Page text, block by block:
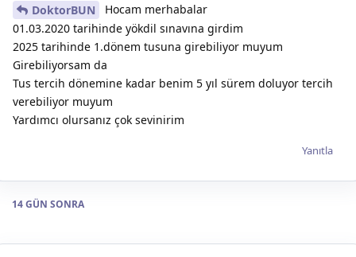
DoktorBUN
Hocam merhabalar
01.03.2020 tarihinde yökdil sınavına girdim
2025 tarihinde 1.dönem tusuna girebiliyor muyum
Girebiliyorsam da
Tus tercih dönemine kadar benim 5 yıl sürem doluyor tercih
verebiliyor muyum
Yardımcı olursanız çok sevinirim
Yanıtla
14 GÜN SONRA